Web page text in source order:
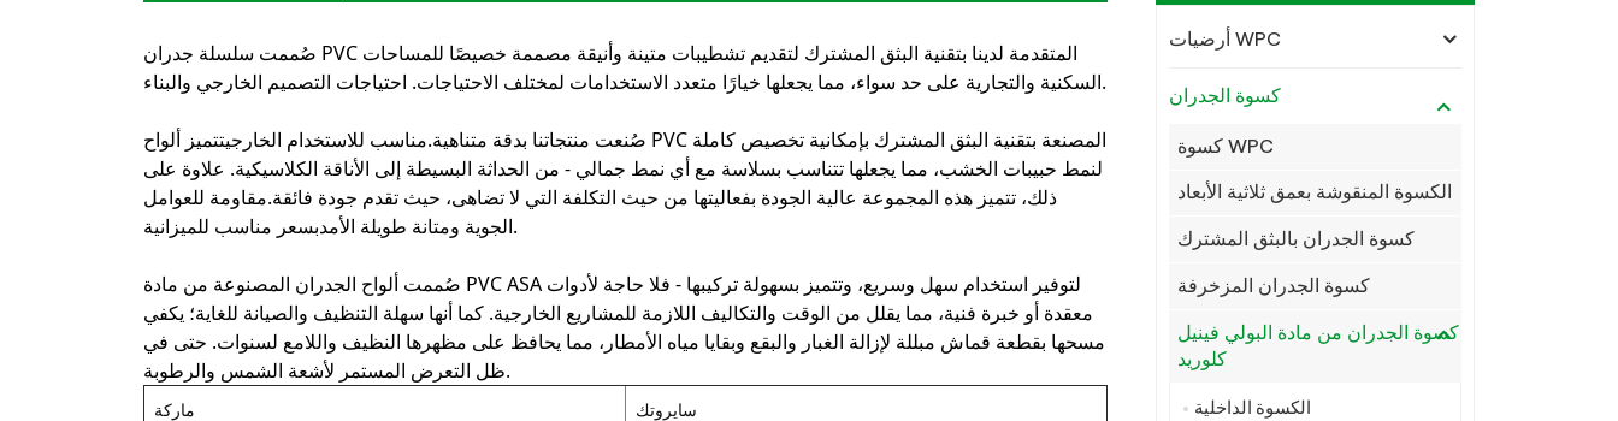
صُممت سلسلة جدران PVC المتقدمة لدينا بتقنية البثق المشترك لتقديم تشطيبات متينة وأنيقة مصممة خصيصًا للمساحات
السكنية والتجارية على حد سواء، مما يجعلها خيارًا متعدد الاستخدامات لمختلف الاحتياجات. احتياجات التصميم الخارجي والبناء .
صُنعت منتجاتنا بدقة متناهية.مناسب للاستخدام الخارجيتتميز ألواح PVC المصنعة بتقنية البثق المشترك بإمكانية تخصيص كاملة
لنمط حبيبات الخشب، مما يجعلها تتناسب بسلاسة مع أي نمط جمالي - من الحداثة البسيطة إلى الأناقة الكلاسيكية. علاوة على
ذلك، تتميز هذه المجموعة عالية الجودة بفعاليتها من حيث التكلفة التي لا تضاهى، حيث تقدم جودة فائقة.مقاومة للعوامل
الجوية ومتانة طويلة الأمدبسعر مناسب للميزانية.
صُممت ألواح الجدران المصنوعة من مادة PVC ASA لتوفير استخدام سهل وسريع، وتتميز بسهولة تركيبها - فلا حاجة لأدوات
معقدة أو خبرة فنية، مما يقلل من الوقت والتكاليف اللازمة للمشاريع الخارجية. كما أنها سهلة التنظيف والصيانة للغاية؛ يكفي
مسحها بقطعة قماش مبللة لإزالة الغبار والبقع وبقايا مياه الأمطار، مما يحافظ على مظهرها النظيف واللامع لسنوات. حتى في
ظل التعرض المستمر لأشعة الشمس والرطوبة.
ماركة سايروتك
أرضيات WPC
كسوة الجدران
كسوة WPC
الكسوة المنقوشة بعمق ثلاثية الأبعاد
كسوة الجدران بالبثق المشترك
كسوة الجدران المزخرفة
كسوة الجدران من مادة البولي فينيل
كلوريد
الكسوة الداخلية